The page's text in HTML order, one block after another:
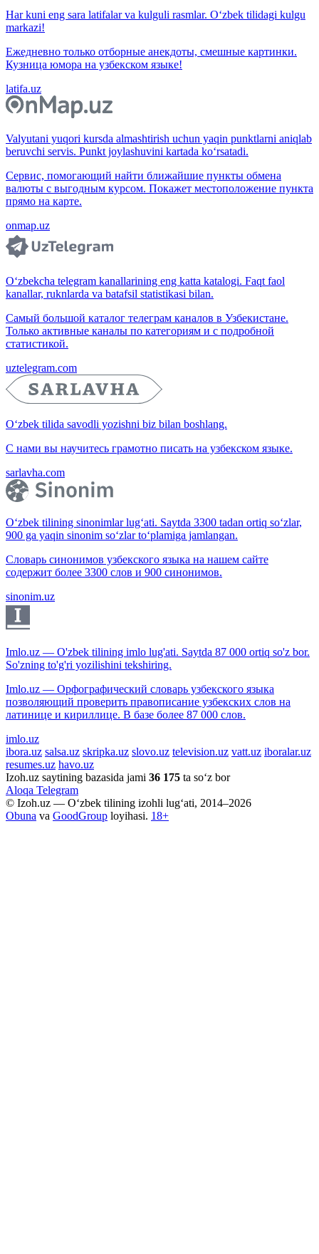
Har kuni eng sara latifalar va kulguli rasmlar. O‘zbek tilidagi kulgu
markazi!
Ежедневно только отборные анекдоты, смешные картинки.
Кузница юмора на узбекском языке!
latifa.uz
Valyutani yuqori kursda almashtirish uchun yaqin punktlarni aniqlab
beruvchi servis. Punkt joylashuvini kartada ko‘rsatadi.
Сервис, помогающий найти ближайшие пункты обмена
валюты с выгодным курсом. Покажет местоположение пункта
прямо на карте.
onmap.uz
O‘zbekcha telegram kanallarining eng katta katalogi. Faqt faol
kanallar, ruknlarda va batafsil statistikasi bilan.
Самый большой каталог телеграм каналов в Узбекистане.
Только активные каналы по категориям и с подробной
статистикой.
uztelegram.com
O‘zbek tilida savodli yozishni biz bilan boshlang.
С нами вы научитесь грамотно писать на узбекском языке.
sarlavha.com
O‘zbek tilining sinonimlar lug‘ati. Saytda 3300 tadan ortiq so‘zlar,
900 ga yaqin sinonim so‘zlar to‘plamiga jamlangan.
Словарь синонимов узбекского языка на нашем сайте
содержит более 3300 слов и 900 синонимов.
sinonim.uz
Imlo.uz — O'zbek tilining imlo lug'ati. Saytda 87 000 ortiq so'z bor.
So'zning to'g'ri yozilishini tekshiring.
Imlo.uz — Орфографический словарь узбекского языка
позволяющий проверить правописание узбекских слов на
латинице и кириллице. В базе более 87 000 слов.
imlo.uz
ibora.uz salsa.uz skripka.uz slovo.uz television.uz vatt.uz iboralar.uz
resumes.uz havo.uz
Izoh.uz saytining bazasida jami 36 175 ta so‘z bor
Aloqa Telegram
© Izoh.uz — O‘zbek tilining izohli lug‘ati, 2014–2026
Obuna va GoodGroup loyihasi. 18+